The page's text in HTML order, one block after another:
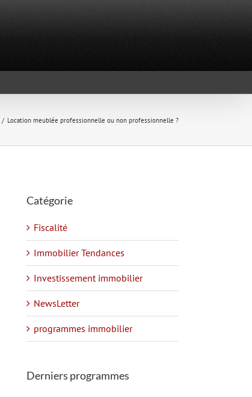
Location meublée professionnelle ou non professionnelle ?
Catégorie
Fiscalité
Immobilier Tendances
Investissement immobilier
NewsLetter
programmes immobilier
Derniers programmes